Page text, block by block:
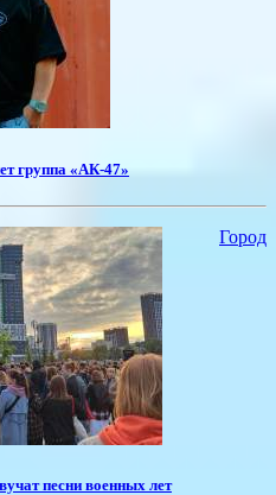
группа «АК-47»
Город
песни военных лет